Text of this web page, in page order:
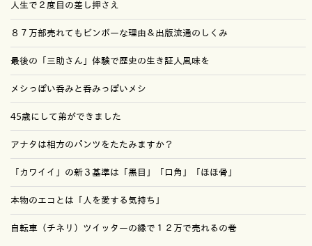
人生で２度目の差し押さえ
８７万部売れてもビンボーな理由＆出版流通のしくみ
最後の「三助さん」体験で歴史の生き証人風味を
メシっぽい呑みと呑みっぽいメシ
45歳にして弟ができました
アナタは相方のパンツをたたみますか？
「カワイイ」の新３基準は「黒目」「口角」「ほほ骨」
本物のエコとは「人を愛する気持ち」
自転車（チネリ）ツイッターの縁で１２万で売れるの巻